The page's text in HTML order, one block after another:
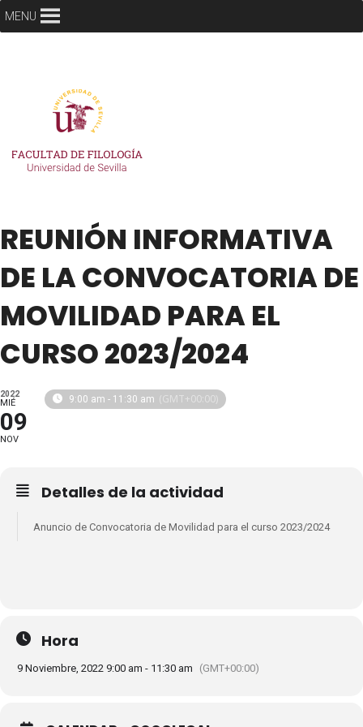
MENU
REUNIÓN INFORMATIVA
DE LA CONVOCATORIA DE
MOVILIDAD PARA EL
CURSO 2023/2024
2022
MIÉ
09
NOV
9:00 am - 11:30 am (GMT+00:00)
Detalles de la actividad
Anuncio de Convocatoria de Movilidad para el curso 2023/2024
Hora
9 Noviembre, 2022 9:00 am - 11:30 am (GMT+00:00)